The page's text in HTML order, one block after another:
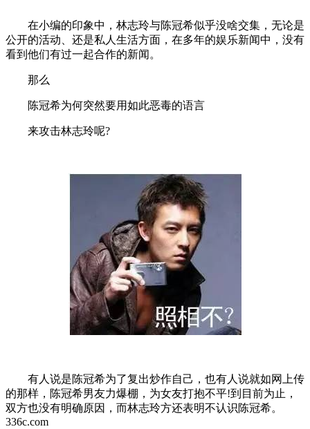
在小编的印象中，林志玲与陈冠希似乎没啥交集，无论是
公开的活动、还是私人生活方面，在多年的娱乐新闻中，没有
看到他们有过一起合作的新闻。
那么
陈冠希为何突然要用如此恶毒的语言
来攻击林志玲呢?
有人说是陈冠希为了复出炒作自己，也有人说就如网上传
的那样，陈冠希男友力爆棚，为女友打抱不平!到目前为止，
双方也没有明确原因，而林志玲方还表明不认识陈冠希。
336c.com